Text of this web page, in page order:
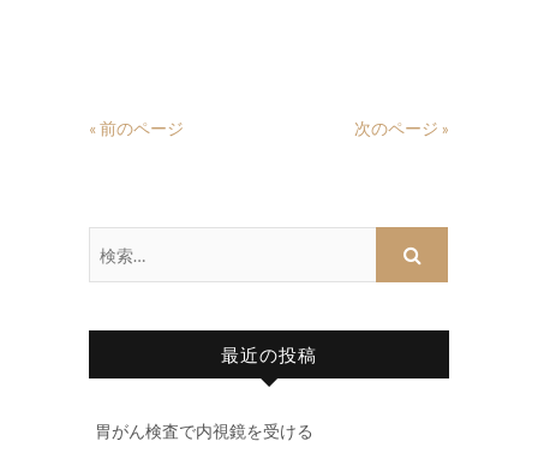
« 前のページ 次のページ »
最近の投稿
胃がん検査で内視鏡を受ける